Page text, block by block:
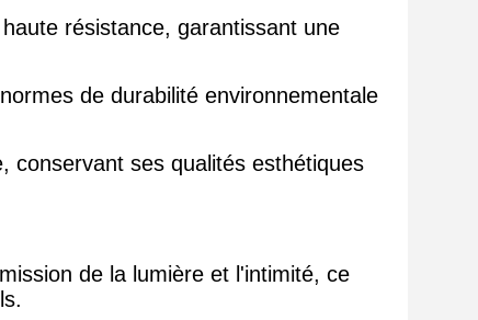
résistance, garantissant une
de durabilité environnementale
conservant ses qualités esthétiques
de la lumière et l'intimité, ce